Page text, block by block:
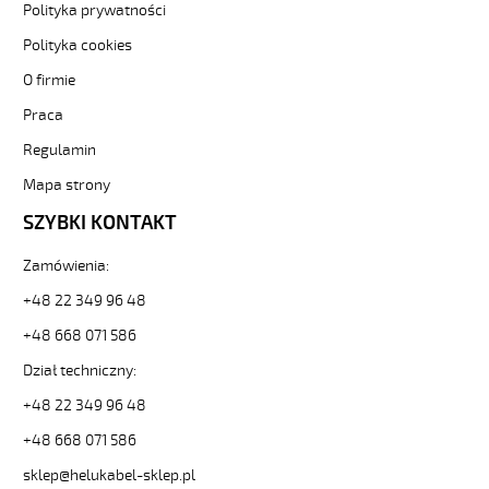
numerowane-
bezh-
82368
Sterownicze
elastyczne.
JZ-
600
HMH
Kabel
0,6/1kV
hmh
czarne
bezh.
od
[kod:
Polityka prywatności
Polityka cookies
O firmie
Praca
Regulamin
Mapa strony
SZYBKI KONTAKT
Zamówienia:
+48 22 349 96 48
+48 668 071 586
Dział techniczny:
+48 22 349 96 48
+48 668 071 586
sklep@helukabel-sklep.pl